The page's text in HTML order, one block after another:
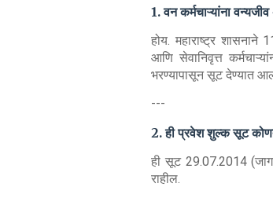
1. वन कर्मचाऱ्यांना
होय. महाराष्ट्र शासनाने
आणि सेवानिवृत्त
भरण्यापासून सूट देण्यात
---
2. ही प्रवेश शुल्क सूट
ही सूट 29.07.2014
राहील.